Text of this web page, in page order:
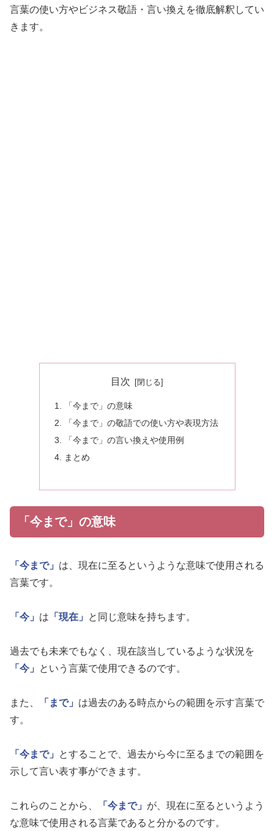
言葉の使い方やビジネス敬語・言い換えを徹底解釈してい
きます。
目次
「今まで」の意味
「今まで」の敬語での使い方や表現方法
「今まで」の言い換えや使用例
まとめ
「今まで」の意味
「今まで」 は、現在に至るというような意味で使用される
言葉です。
「今」 は 「現在」 と同じ意味を持ちます。
過去でも未来でもなく、現在該当しているような状況を
「今」
という言葉で使用できるのです。
また、 「まで」 は過去のある時点からの範囲を示す言葉で
す。
「今まで」
とすることで、過去から今に至るまでの範囲を
示して言い表す事ができます。
これらのことから、 「今まで」 が、現在に至るというよう
な意味で使用される言葉であると分かるのです。